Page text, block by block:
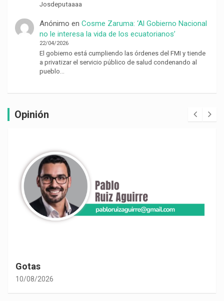
Josdeputaaaa
Anónimo en Cosme Zaruma: ‘Al Gobierno Nacional
no le interesa la vida de los ecuatorianos’
22/04/2026
El gobierno está cumpliendo las órdenes del FMI y tiende
a privatizar el servicio público de salud condenando al
pueblo…
Opinión
Gotas
10/08/2026